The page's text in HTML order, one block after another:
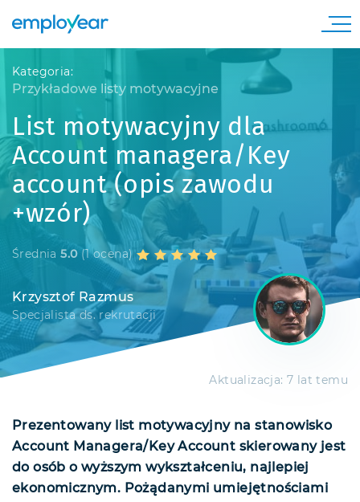
Kategoria:
Przykładowe listy motywacyjne
List motywacyjny dla
Account managera/Key
account (opis zawodu
+wzór)
Średnia5.0(1 ocena)
Krzysztof Razmus
Specjalista ds. rekrutacji
Aktualizacja: 7 lat temu
Prezentowany list motywacyjny na stanowisko
Account Managera/Key Account skierowany jest
do osób o wyższym wykształceniu, najlepiej
ekonomicznym. Pożądanymi umiejętnościami